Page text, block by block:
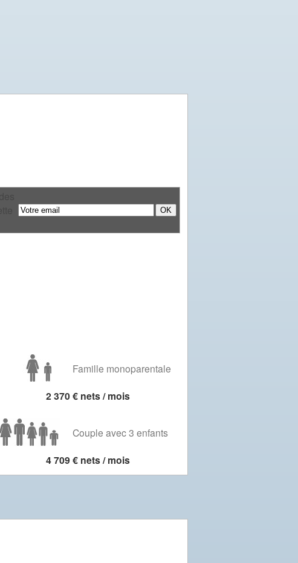
Famille monoparentale
2 370 € nets / mois
Couple avec 3 enfants
4 709 € nets / mois